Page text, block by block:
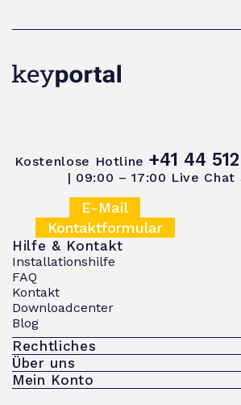
Kostenlose Hotline +41 44
| 09:00 – 17:00 Live Chat
E-Mail
Kontaktformular
Hilfe & Kontakt
Installationshilfe
FAQ
Kontakt
Downloadcenter
Blog
Rechtliches
Über uns
Mein Konto